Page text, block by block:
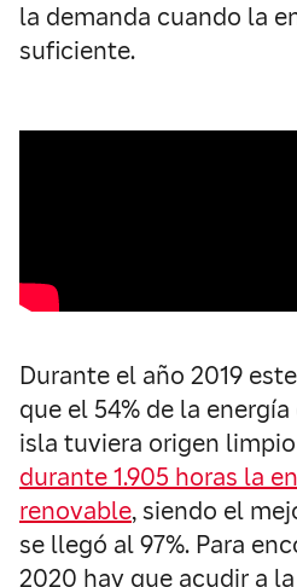
la demanda cuando la
suficiente.
Durante el año 2019
que el 54% de la
isla tuviera origen
durante 1.905 horas la
renovable, siendo el
se llegó al 97%. Para
2020 hay que acudir a